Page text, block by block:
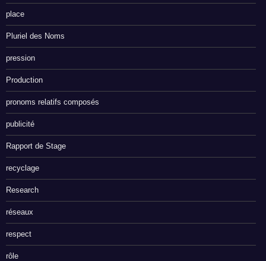
place
Pluriel des Noms
pression
Production
pronoms relatifs composés
publicité
Rapport de Stage
recyclage
Research
réseaux
respect
rôle